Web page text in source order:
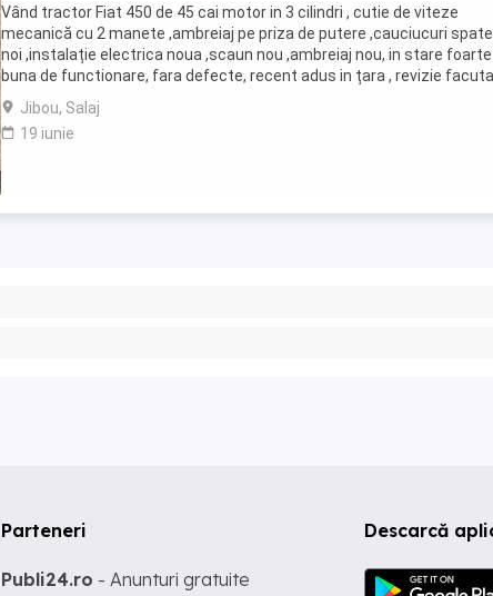
Vând tractor Fiat 450 de 45 cai motor in 3 cilindri , cutie de viteze
mecanică cu 2 manete ,ambreiaj pe priza de putere ,cauciucuri spate
noi ,instalație electrica noua ,scaun nou ,ambreiaj nou, in stare foarte
buna de functionare, fara defecte, recent adus in țara , revizie
schimburi de consumabile ...
Jibou, Salaj
19 iunie
Descarcă
Parteneri
Publi24.ro - Anunturi gratuite